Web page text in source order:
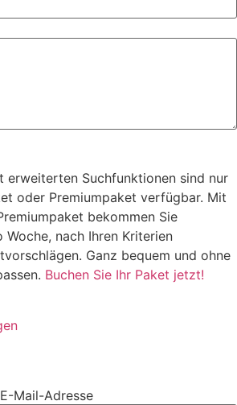
erweiterten Suchfunktionen sind nur
oder Premiumpaket verfügbar. Mit
bekommen Sie
Woche, nach Ihren Kriterien
Ganz bequem und ohne
Buchen Sie Ihr Paket jetzt!
Mail-Adresse